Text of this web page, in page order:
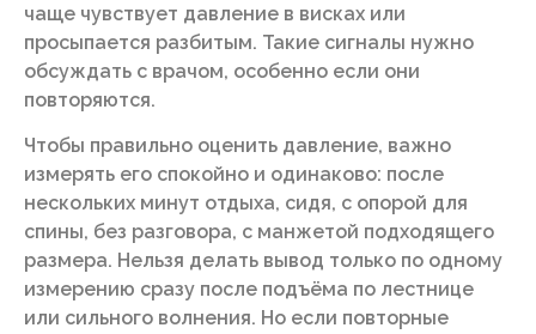
чаще чувствует давление в висках или
просыпается разбитым. Такие сигналы нужно
обсуждать с врачом, особенно если они
повторяются.
Чтобы правильно оценить давление, важно
измерять его спокойно и одинаково: после
нескольких минут отдыха, сидя, с опорой для
спины, без разговора, с манжетой подходящего
размера. Нельзя делать вывод только по одному
измерению сразу после подъёма по лестнице
или сильного волнения. Но если повторные